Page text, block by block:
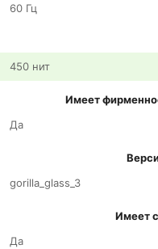
60 Гц
450 нит
Имеет
Да
gorilla_glass_3
Имеет
Да